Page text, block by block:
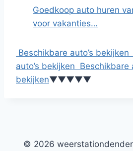
Goedkoop auto huren
voor vakanties…
Beschikbare auto’s bekijken
auto’s bekijken Beschikbare
bekijken▼▼▼▼▼
© 2026